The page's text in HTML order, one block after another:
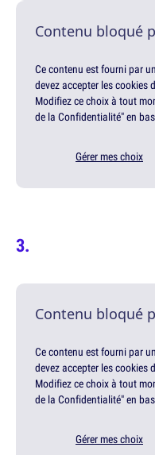
Contenu bloqué
Ce contenu est fourni par
devez accepter les cookies
Modifiez ce choix à tout
de la Confidentialité" en
Gérer mes choix
Contenu bloqué
Ce contenu est fourni par
devez accepter les cookies
Modifiez ce choix à tout
de la Confidentialité" en
Gérer mes choix